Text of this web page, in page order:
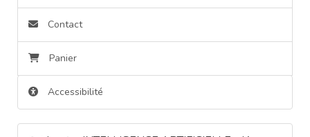
Contact
Panier
Accessibilité